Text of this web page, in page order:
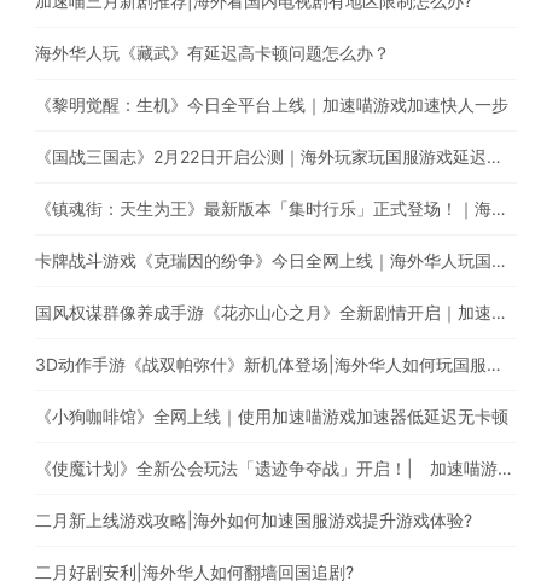
海外华人玩《藏武》有延迟高卡顿问题怎么办？
《黎明觉醒：生机》今日全平台上线｜加速喵游戏加速快人一步
《国战三国志》2月22日开启公测｜海外玩家玩国服游戏延迟高怎么办？
《镇魂街：天生为王》最新版本「集时行乐」正式登场！｜海外玩国服游戏，遭遇延迟卡顿、丢包？
卡牌战斗游戏《克瑞因的纷争》今日全网上线｜海外华人玩国服游戏有延迟高卡顿问题怎么办？
国风权谋群像养成手游《花亦山心之月》全新剧情开启｜加速国服游戏全网最快
3D动作手游《战双帕弥什》新机体登场|海外华人如何玩国服手游?
《小狗咖啡馆》全网上线｜使用加速喵游戏加速器低延迟无卡顿
《使魔计划》全新公会玩法「遗迹争夺战」开启！| 加速喵游戏加速快人一步
二月新上线游戏攻略|海外如何加速国服游戏提升游戏体验?
二月好剧安利|海外华人如何翻墙回国追剧?